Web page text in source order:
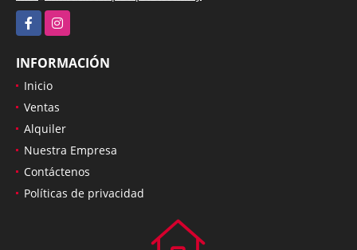
FacebookInstagram
INFORMACIÓN
Inicio
Ventas
Alquiler
Nuestra Empresa
Contáctenos
Políticas de privacidad